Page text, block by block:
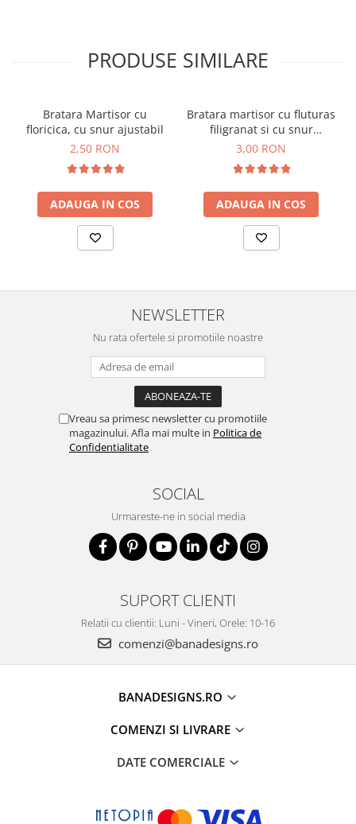
PRODUSE SIMILARE
Bratara Martisor cu
floricica, cu snur ajustabil
2,50 RON
ADAUGA IN COS
Bratara martisor cu fluturas
filigranat si cu snur
ajustabil rosu
3,00 RON
ADAUGA IN COS
NEWSLETTER
Nu rata ofertele si promotiile noastre
Vreau sa primesc newsletter cu promotiile
magazinului. Afla mai multe in Politica de
Confidentialitate
SOCIAL
Urmareste-ne in social media
SUPORT CLIENTI
Relatii cu clientii: Luni - Vineri, Orele: 10-16
comenzi@banadesigns.ro
BANADESIGNS.RO
COMENZI SI LIVRARE
DATE COMERCIALE